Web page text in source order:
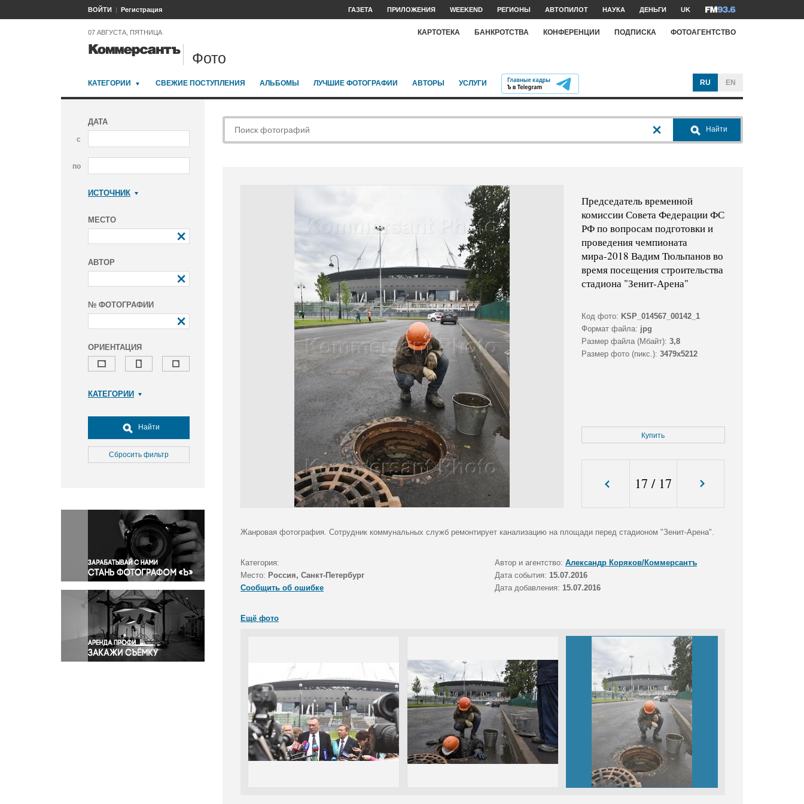
ВОЙТИ Регистрация ГАЗЕТА ПРИЛОЖЕНИЯ WEEKEND РЕГИОНЫ АВТОПИЛОТ НАУКА ДЕНЬГИ UK
07 АВГУСТА, ПЯТНИЦА КАРТОТЕКА БАНКРОТСТВА КОНФЕРЕНЦИИ ПОДПИСКА ФОТОАГЕНТСТВО
Фото
КАТЕГОРИИ СВЕЖИЕ ПОСТУПЛЕНИЯ АЛЬБОМЫ ЛУЧШИЕ ФОТОГРАФИИ АВТОРЫ УСЛУГИ RU EN
ДАТА
с
по
ИСТОЧНИК
МЕСТО
АВТОР
№ ФОТОГРАФИИ
ОРИЕНТАЦИЯ
КАТЕГОРИИ
Досуг, туризм и отдых
Культура
Медицина
Окружающая среда
Политика
Правосудие
Происшествия и конфликты
Религия
Светская жизнь
Спорт
Экология
Экономика и бизнес
Найти
Сбросить фильтр
Найти
Председатель временной
комиссии Совета Федерации ФС
РФ по вопросам подготовки и
проведения чемпионата
мира-2018 Вадим Тюльпанов во
время посещения строительства
стадиона "Зенит-Арена"
Код фото: KSP_014567_00142_1
Формат файла: jpg
Размер файла (Мбайт): 3,8
Размер фото (пикс.): 3479x5212
Купить
17 / 17
Жанровая фотография. Сотрудник коммунальных служб ремонтирует канализацию на площади перед стадионом "Зенит-Арена".
Категория: Автор и агентство: Александр Коряков/Коммерсантъ
Место: Россия, Санкт-Петербург Дата события: 15.07.2016
Сообщить об ошибке
Дата добавления: 15.07.2016
Ещё фото